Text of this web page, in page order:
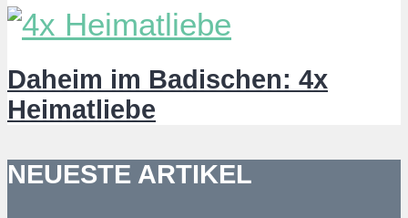
Daheim im Badischen: 4x
Heimatliebe
NEUESTE ARTIKEL